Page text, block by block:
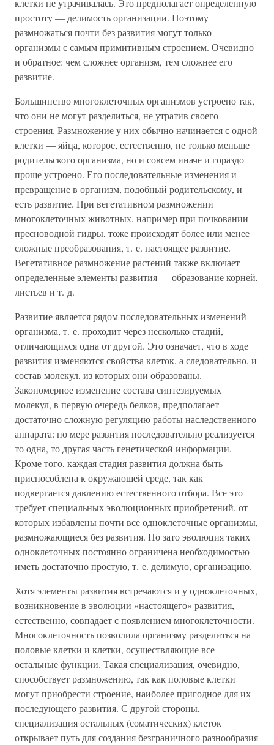
клетки не утрачивалась. Это предполагает определенную
простоту — делимость организации. Поэтому
размножаться почти без развития могут только
организмы с самым примитивным строением. Очевидно
и обратное: чем сложнее организм, тем сложнее его
развитие.
Большинство многоклеточных организмов устроено так,
что они не могут разделиться, не утратив своего
строения. Размножение у них обычно начинается с одной
клетки — яйца, которое, естественно, не только меньше
родительского организма, но и совсем иначе и гораздо
проще устроено. Его последовательные изменения и
превращение в организм, подобный родительскому, и
есть развитие. При вегетативном размножении
многоклеточных животных, например при почковании
пресноводной гидры, тоже происходят более или менее
сложные преобразования, т. е. настоящее развитие.
Вегетативное размножение растений также включает
определенные элементы развития — образование корней,
листьев и т. д.
Развитие является рядом последовательных изменений
организма, т. е. проходит через несколько стадий,
отличающихся одна от другой. Это означает, что в ходе
развития изменяются свойства клеток, а следовательно, и
состав молекул, из которых они образованы.
Закономерное изменение состава синтезируемых
молекул, в первую очередь белков, предполагает
достаточно сложную регуляцию работы наследственного
аппарата: по мере развития последовательно реализуется
то одна, то другая часть генетической информации.
Кроме того, каждая стадия развития должна быть
приспособлена к окружающей среде, так как
подвергается давлению естественного отбора. Все это
требует специальных эволюционных приобретений, от
которых избавлены почти все одноклеточные организмы,
размножающиеся без развития. Но зато эволюция таких
одноклеточных постоянно ограничена необходимостью
иметь достаточно простую, т. е. делимую, организацию.
Хотя элементы развития встречаются и у одноклеточных,
возникновение в эволюции «настоящего» развития,
естественно, совпадает с появлением многоклеточности.
Многоклеточность позволила организму разделиться на
половые клетки и клетки, осуществляющие все
остальные функции. Такая специализация, очевидно,
способствует размножению, так как половые клетки
могут приобрести строение, наиболее пригодное для их
последующего развития. С другой стороны,
специализация остальных (соматических) клеток
открывает путь для создания безграничного разнообразия